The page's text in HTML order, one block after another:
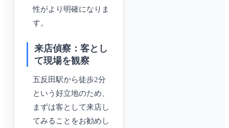
性がより明確になりま
す。
来店偵察：客とし
て現場を観察
五反田駅から徒歩2分
という好立地のため、
まずは客として来店し
てみることをお勧めし